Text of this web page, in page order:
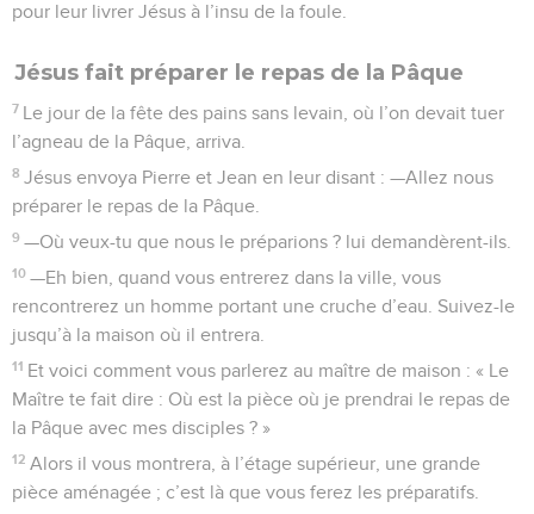
pour leur livrer Jésus à l’insu de la foule.
Jésus fait préparer le repas de la Pâque
7 Le jour de la fête des pains sans levain, où l’on devait tuer
l’agneau de la Pâque, arriva.
8 Jésus envoya Pierre et Jean en leur disant : —Allez nous
préparer le repas de la Pâque.
9 —Où veux-tu que nous le préparions ? lui demandèrent-ils.
10 —Eh bien, quand vous entrerez dans la ville, vous
rencontrerez un homme portant une cruche d’eau. Suivez-le
jusqu’à la maison où il entrera.
11 Et voici comment vous parlerez au maître de maison : « Le
Maître te fait dire : Où est la pièce où je prendrai le repas de
la Pâque avec mes disciples ? »
12 Alors il vous montrera, à l’étage supérieur, une grande
pièce aménagée ; c’est là que vous ferez les préparatifs.